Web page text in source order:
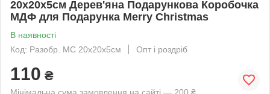
20х20х5см Дерев'яна Подарункова Коробочка
МДФ для Подарунка Merry Christmas
В наявності
Код: Разобр. МС 20х20х5см
Опт і роздріб
110 ₴
Мінімальна сума замовлення на сайті — 200 ₴